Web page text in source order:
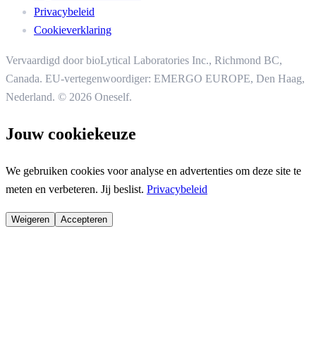
Privacybeleid
Cookieverklaring
Vervaardigd door bioLytical Laboratories Inc., Richmond BC,
Canada. EU-vertegenwoordiger: EMERGO EUROPE, Den Haag,
Nederland. © 2026 Oneself.
Jouw cookiekeuze
We gebruiken cookies voor analyse en advertenties om deze site te
meten en verbeteren. Jij beslist. Privacybeleid
Weigeren Accepteren